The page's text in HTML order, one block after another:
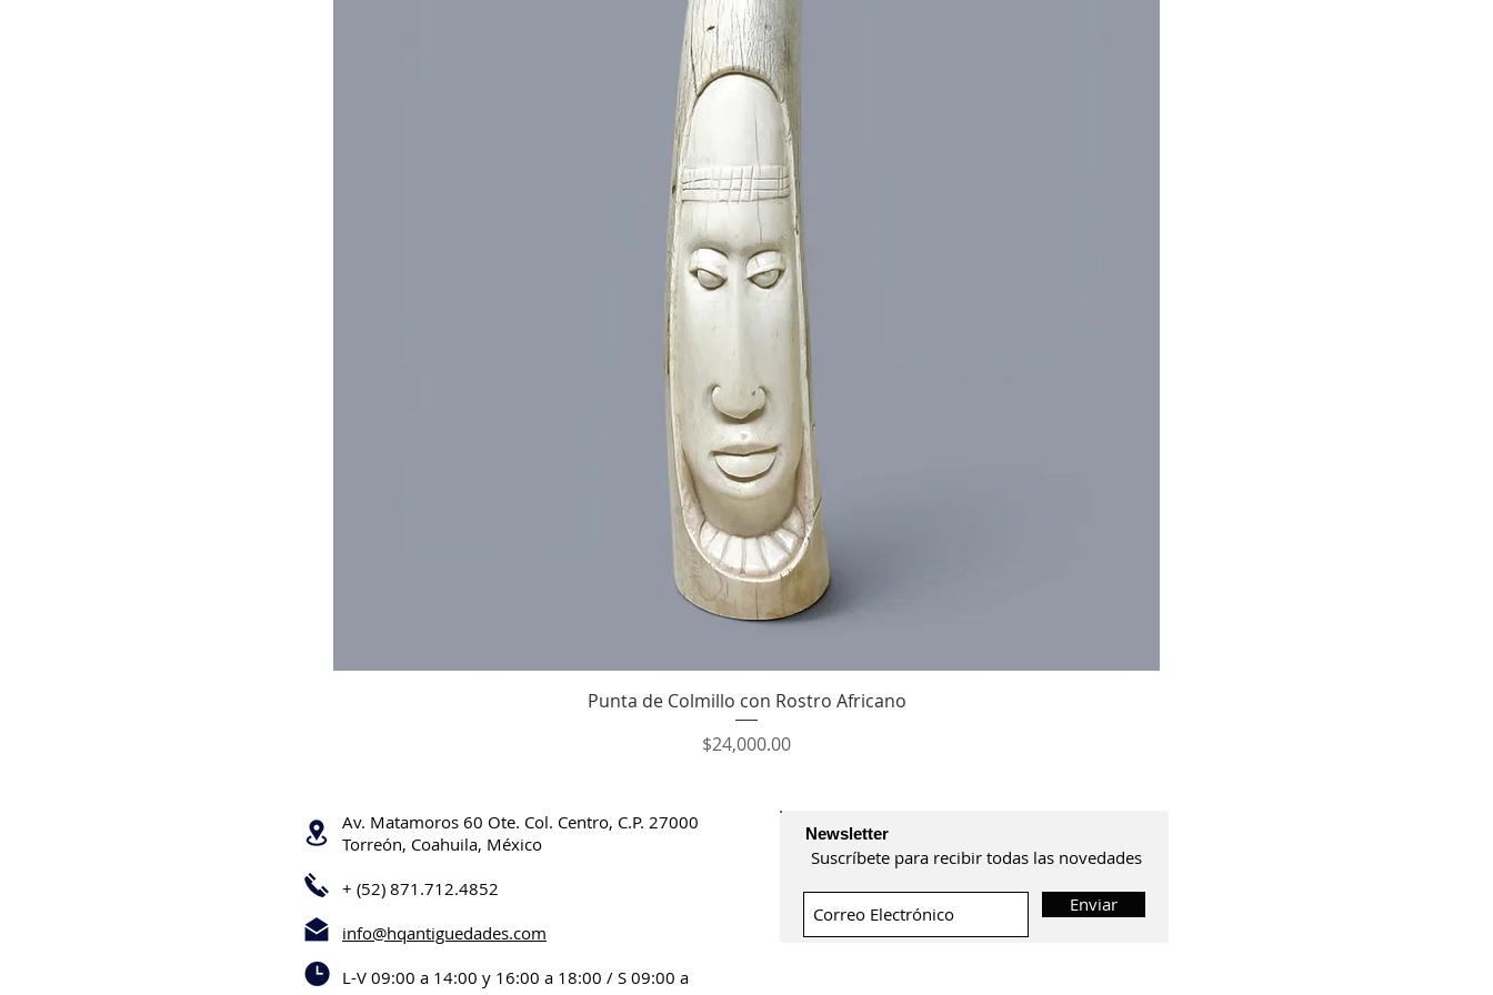
Vista rápida
Punta de Colmillo con Rostro Africano
Precio
$24,000.00
Av. Matamoros 60 Ote. Col. Centro, C.P. 27000
Torreón, Coahuila, México
+ (52) 871.712.4852
info@hqantiguedades.com
L-V 09:00 a 14:00 y 16:00 a 18:00 / S 09:00 a
Newsletter
Suscríbete para recibir todas las novedades
Enviar